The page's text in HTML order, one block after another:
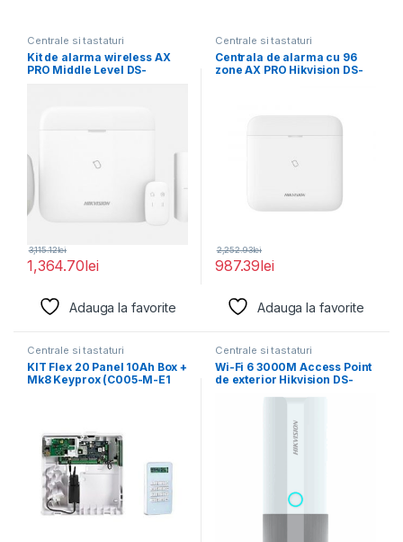
Centrale si tastaturi
Kit de alarma wireless AX
PRO Middle Level DS-
1,364.70lei
3,115.12lei
Adauga la favorite
Centrale si tastaturi
Centrala de alarma cu 96
zone AX PRO Hikvision DS-
987.39lei
2,252.93lei
Adauga la favorite
Centrale si tastaturi
KIT Flex 20 Panel 10Ah Box +
Mk8 Keyprox (C005-M-E1
Centrale si tastaturi
Wi-Fi 6 3000M Access Point
de exterior Hikvision DS-